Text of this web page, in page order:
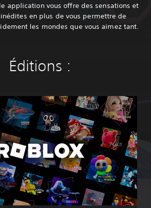
application vous offre des sensations et
en plus de vous permettre de
les mondes que vous aimez tant.
Éditions :